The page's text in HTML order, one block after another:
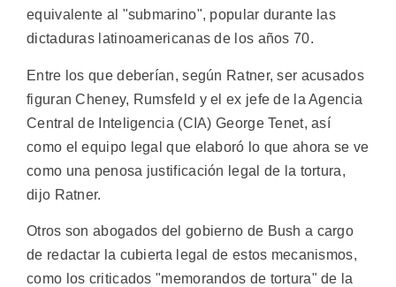
equivalente al "submarino", popular durante las
dictaduras latinoamericanas de los años 70.
Entre los que deberían, según Ratner, ser acusados
figuran Cheney, Rumsfeld y el ex jefe de la Agencia
Central de Inteligencia (CIA) George Tenet, así
como el equipo legal que elaboró lo que ahora se ve
como una penosa justificación legal de la tortura,
dijo Ratner.
Otros son abogados del gobierno de Bush a cargo
de redactar la cubierta legal de estos mecanismos,
como los criticados "memorandos de tortura" de la